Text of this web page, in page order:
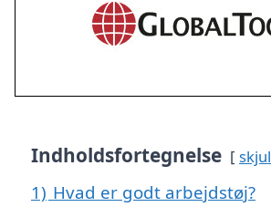
Indholdsfortegnelse skjul
1) Hvad er godt arbejdstøj?